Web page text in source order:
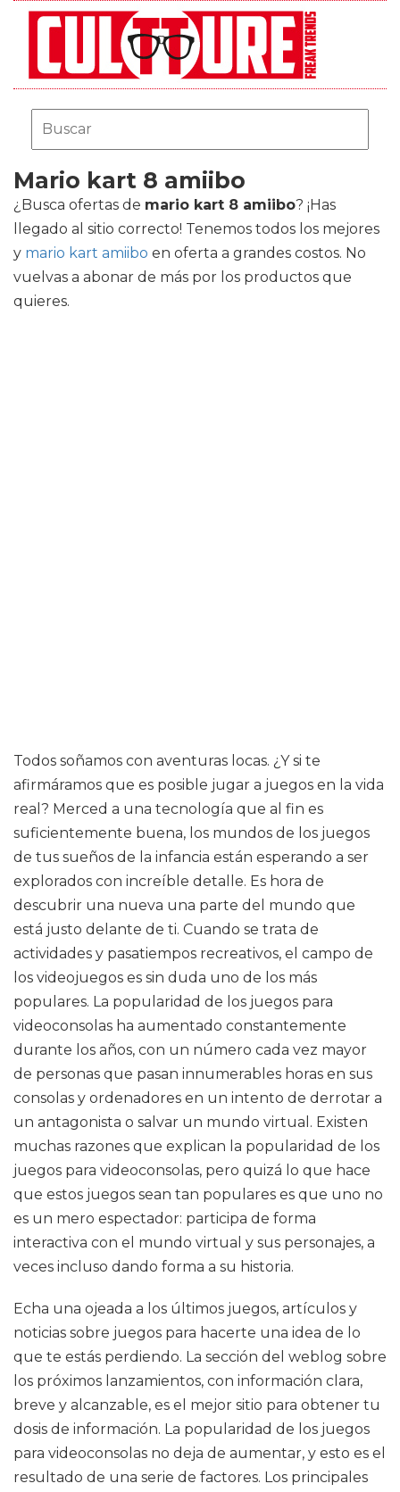
Mario kart 8 amiibo
¿Busca ofertas de mario kart 8 amiibo? ¡Has
llegado al sitio correcto! Tenemos todos los mejores
y mario kart amiibo en oferta a grandes costos. No
vuelvas a abonar de más por los productos que
quieres.
Todos soñamos con aventuras locas. ¿Y si te
afirmáramos que es posible jugar a juegos en la vida
real? Merced a una tecnología que al fin es
suficientemente buena, los mundos de los juegos
de tus sueños de la infancia están esperando a ser
explorados con increíble detalle. Es hora de
descubrir una nueva una parte del mundo que
está justo delante de ti. Cuando se trata de
actividades y pasatiempos recreativos, el campo de
los videojuegos es sin duda uno de los más
populares. La popularidad de los juegos para
videoconsolas ha aumentado constantemente
durante los años, con un número cada vez mayor
de personas que pasan innumerables horas en sus
consolas y ordenadores en un intento de derrotar a
un antagonista o salvar un mundo virtual. Existen
muchas razones que explican la popularidad de los
juegos para videoconsolas, pero quizá lo que hace
que estos juegos sean tan populares es que uno no
es un mero espectador: participa de forma
interactiva con el mundo virtual y sus personajes, a
veces incluso dando forma a su historia.
Echa una ojeada a los últimos juegos, artículos y
noticias sobre juegos para hacerte una idea de lo
que te estás perdiendo. La sección del weblog sobre
los próximos lanzamientos, con información clara,
breve y alcanzable, es el mejor sitio para obtener tu
dosis de información. La popularidad de los juegos
para videoconsolas no deja de aumentar, y esto es el
resultado de una serie de factores. Los principales